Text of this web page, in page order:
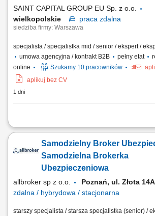
SAINT CAPITAL GROUP EU Sp. z o.o.
wielkopolskie
praca zdalna
siedziba firmy: Warszawa
specjalista / specjalistka mid / senior / ekspert /
umowa agencyjna / kontrakt B2B
pełny etat
online
Szukamy 10 pracowników
aplikuj bez CV
1 dni
Opis stanowiska: Kompleksowa obsługa klientów
pozyskiwanie nowych klientów. Analiza potrzeb i
indywidualnych rozwiązań ubezpieczeniowych.
zaufanego doradcy na lokalnym rynku.
Samodzielny Broker
Samodzielna Brokerka
Ubezpieczeniowa
allbroker sp z o.o. Poznań, ul. Złota
zdalna / hybrydowa / stacjonarna
starszy specjalista / starsza specjalistka (senior) /